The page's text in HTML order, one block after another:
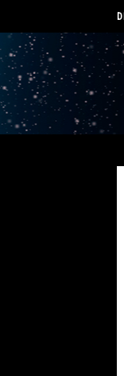
to
content